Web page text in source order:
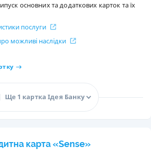
основних та додаткових карток та їх
послуги
можливі наслідки
Ще 1 картка Ідея Банку
карта «Sense»